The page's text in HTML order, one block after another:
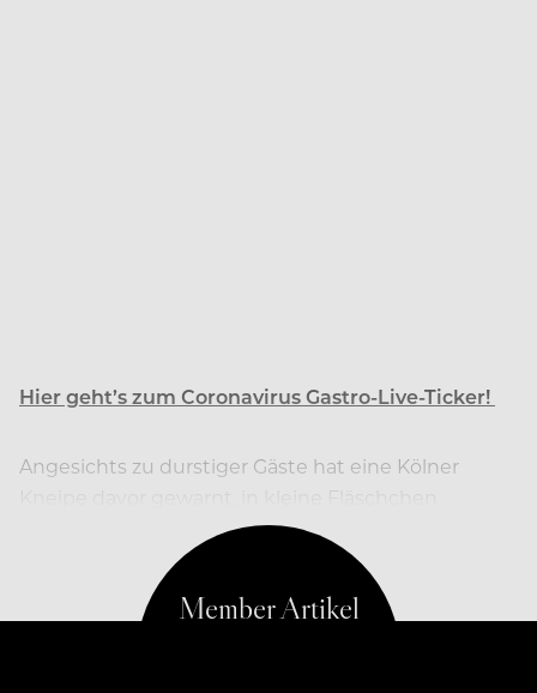
Hier geht’s zum Coronavirus Gastro-Live-Ticker!
Angesichts zu durstiger Gäste hat eine Kölner
abgefülltes Desinfektionsmittel zu trinken.